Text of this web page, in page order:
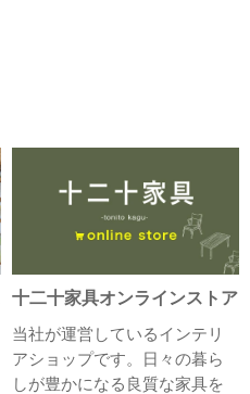
十二十家具オンラインストア
当社が運営しているインテリ
アショップです。日々の暮ら
しが豊かになる良質な家具を